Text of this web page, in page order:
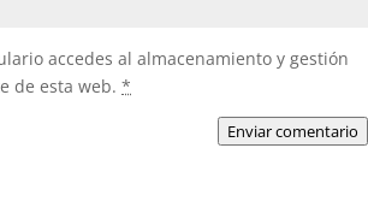
accedes al almacenamiento y gestión
de esta web. *
Enviar comentario